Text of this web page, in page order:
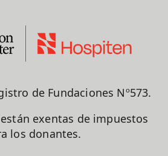
de Fundaciones Nº573.
exentas de impuestos
los donantes.